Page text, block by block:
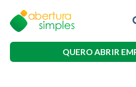
QUERO ABRIR